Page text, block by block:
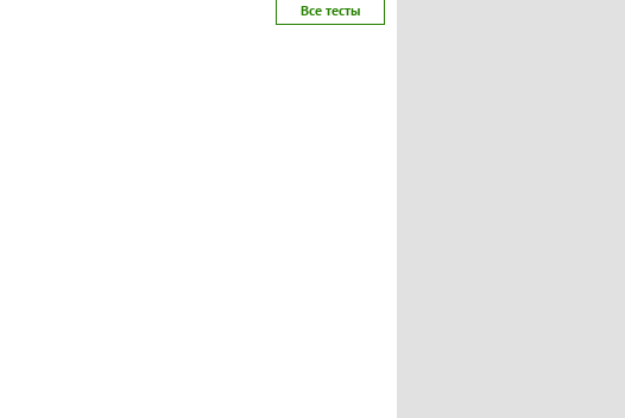
Все тесты